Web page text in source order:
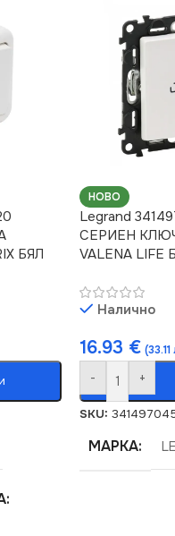
БЯЛ
НОВО
Legrand
СЕРИЕН
VALENA LIFE
Налично
16.93 € (33.11
- +
SKU:
МАРКА